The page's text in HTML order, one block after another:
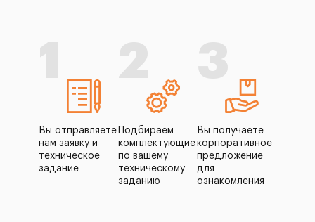
1
Вы отправляете
нам заявку и
техническое
задание
2
Подбираем
комплектующие
по вашему
техническому
заданию
3
Вы получаете
корпоративное
предложение
для
ознакомления